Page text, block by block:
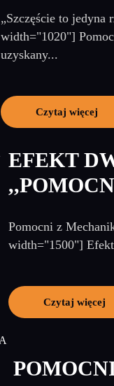
„Szczęście to
width="1020"]
uzyskany...
Czytaj więcej
EFEKT
Pomocni z
width="1500"]
Czytaj więcej